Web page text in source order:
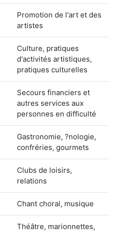
Promotion de l'art et des
artistes
Culture, pratiques
d'activités artistiques,
pratiques culturelles
Secours financiers et
autres services aux
personnes en difficulté
Gastronomie, ?nologie,
confréries, gourmets
Clubs de loisirs,
relations
Chant choral, musique
Théâtre, marionnettes,